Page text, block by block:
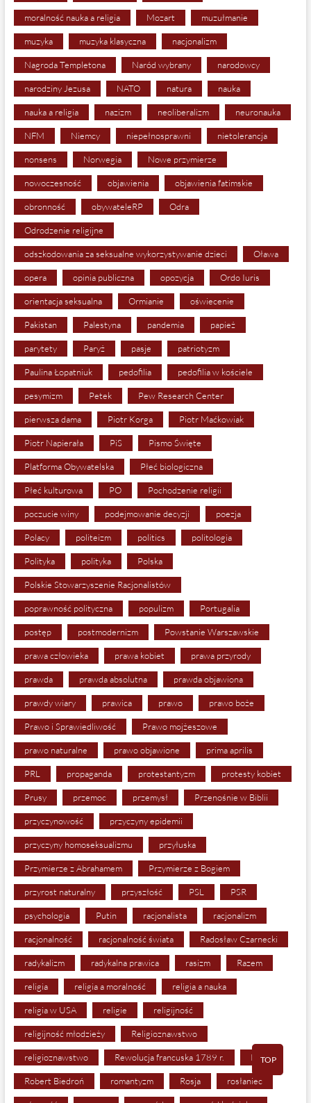
moralność nauka a religia Mozart muzułmanie
muzyka muzyka klasyczna nacjonalizm
Nagroda Templetona Naród wybrany narodowcy
narodziny Jezusa NATO natura nauka
nauka a religia nazizm neoliberalizm neuronauka
NFM Niemcy niepełnosprawni nietolerancja
nonsens Norwegia Nowe przymierze
nowoczesność objawienia objawienia fatimskie
obronność obywateleRP Odra
Odrodzenie religijne
odszkodowania za seksualne wykorzystywanie dzieci Oława
opera opinia publiczna opozycja Ordo Iuris
orientacja seksualna Ormianie oświecenie
Pakistan Palestyna pandemia papież
parytety Paryż pasje patriotyzm
Paulina Łopatniuk pedofilia pedofilia w kościele
pesymizm Petek Pew Research Center
pierwsza dama Piotr Korga Piotr Maćkowiak
Piotr Napierała PiS Pismo Święte
Platforma Obywatelska Płeć biologiczna
Płeć kulturowa PO Pochodzenie religii
poczucie winy podejmowanie decyzji poezja
Polacy politeizm politics politologia
Polityka polityka Polska
Polskie Stowarzyszenie Racjonalistów
poprawność polityczna populizm Portugalia
postęp postmodernizm Powstanie Warszawskie
prawa człowieka prawa kobiet prawa przyrody
prawda prawda absolutna prawda objawiona
prawdy wiary prawica prawo prawo boże
Prawo i Sprawiedliwość Prawo mojżeszowe
prawo naturalne prawo objawione prima aprilis
PRL propaganda protestantyzm protesty kobiet
Prusy przemoc przemysł Przenośnie w Biblii
przyczynowość przyczyny epidemii
przyczyny homoseksualizmu przyłuska
Przymierze z Abrahamem Przymierze z Bogiem
przyrost naturalny przyszłość PSL PSR
psychologia Putin racjonalista racjonalizm
racjonalność racjonalność świata Radosław Czarnecki
radykalizm radykalna prawica rasizm Razem
religia religia a moralność religia a nauka
religia w USA religie religijność
religijność młodzieży Religioznawstwo
religioznawstwo Rewolucja francuska 1789 r. RFN
Robert Biedroń romantyzm Rosja rosłaniec
TOP